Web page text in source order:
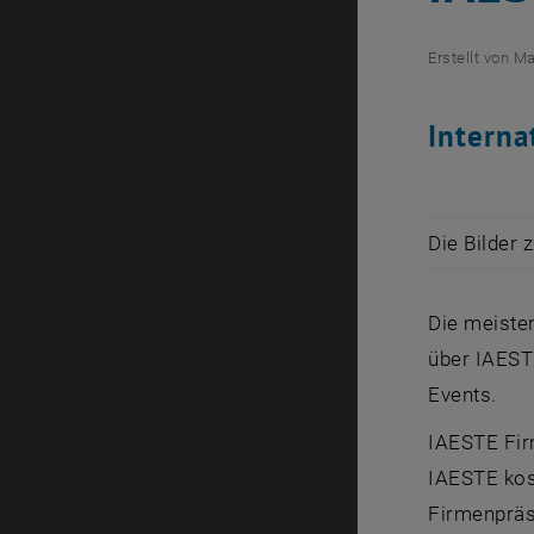
Erstellt von
Die Bilder
Die
über
Events.
IAESTE
IAESTE